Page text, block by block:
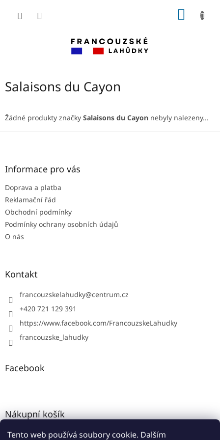
Tento web používá soubory cookie. Dalším
Salaisons du Cayon
Žádné produkty značky Salaisons du Cayon nebyly nalezeny...
Z
Informace pro vás
Doprava a platba
Reklamační řád
Obchodní podmínky
Podmínky ochrany osobních údajů
O nás
Kontakt
francouzskelahudky@centrum.cz
+420 721 129 391
https://www.facebook.com/FrancouzskeLahudky
francouzske_lahudky
Facebook
Nákupní košík
0KS / 0 KČ